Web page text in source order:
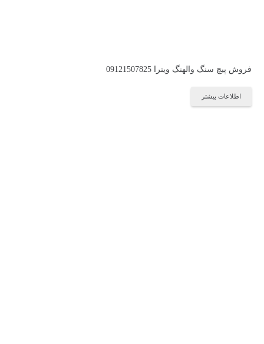
فروش پیچ سنگ والهنگ ویترا 09121507825
اطلاعات بیشتر